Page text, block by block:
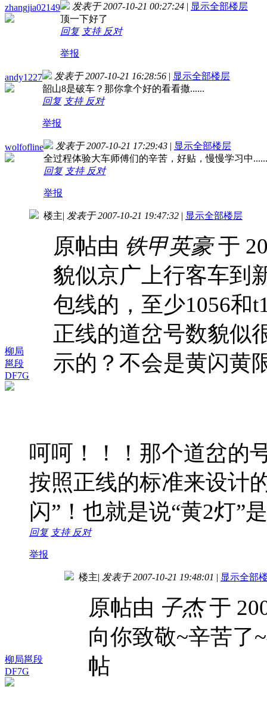
zhangjia02149 发表于 2007-10-21 00:27:24 | 显示全部楼层
顶一下好了
回复 支持 反对
举报
andy1227 发表于 2007-10-21 16:28:56 | 显示全部楼层
韶山8是破车？那你拿个好的看看撒......
回复 支持 反对
举报
wolfofline 发表于 2007-10-21 17:29:43 | 显示全部楼层
全过程体验大车师傅们的辛苦，好贴，慢慢学习中
回复 支持 反对
举报
柳局
邕段
DF7G
楼主| 发表于 2007-10-21 19:47:32 | 显示全部楼层
原帖由 铁甲英豪于
貌似京广上行客车到
包线的，至少1056和
正线的道岔号数貌似
示的？不会是黄闪黄
呵呵！！！那个道岔的
按照正线的标准来设计
闪”！也就是说“黄2灯”
回复 支持 反对
举报
柳局邕段
DF7G
楼主| 发表于 2007-10-21 19:48:01 | 显示全部
原帖由 子杰于
向你致敬~辛苦了
帖